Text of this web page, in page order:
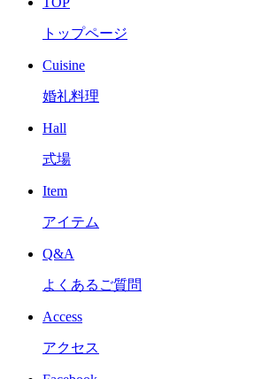
トップページ
Cuisine
婚礼料理
Hall
式場
Item
アイテム
Q&A
よくあるご質問
Access
アクセス